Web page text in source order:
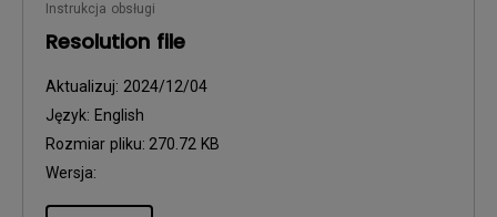
Instrukcja obsługi
Resolution file
Aktualizuj: 2024/12/04
Język: English
Rozmiar pliku: 270.72 KB
Wersja: